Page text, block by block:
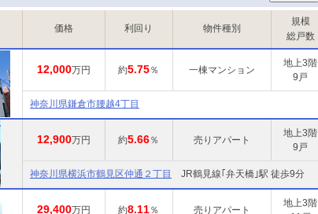
価格 利回り 物件種別
規模
総戸数
12,000万円 約5.75％ 一棟マンション
地上3階
9戸
神奈川県鎌倉市腰越4丁目
12,900万円 約5.66％ 売りアパート
地上3階
9戸
神奈川県横浜市鶴見区仲通２丁目 JR鶴見線｢弁天橋｣駅 徒歩9分
29,400万円 約8.11％ 売りアパート
地上3階